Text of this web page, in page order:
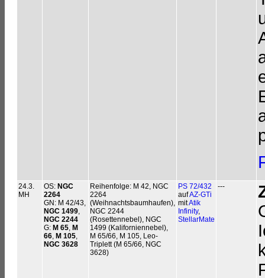
24.3.
MH
OS: NGC
2264
GN: M 42/43,
NGC 1499,
NGC 2244
G: M 65, M
66, M 105,
NGC 3628
Reihenfolge: M 42, NGC
2264
(Weihnachtsbaumhaufen),
NGC 2244
(Rosettennebel), NGC
1499 (Kaliforniennebel),
M 65/66, M 105, Leo-
Triplett (M 65/66, NGC
3628)
PS 72/432
aufAZ-GTi
mitAtik
Infinity,
StellarMate
---